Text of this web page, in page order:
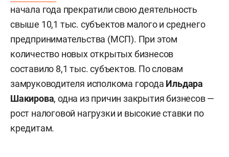
начала года прекратили свою деятельность
свыше 10,1 тыс. субъектов малого и среднего
предпринимательства (МСП). При этом
количество новых открытых бизнесов
составило 8,1 тыс. субъектов. По словам
замруководителя исполкома города Ильдара
Шакирова, одна из причин закрытия бизнесов —
рост налоговой нагрузки и высокие ставки по
кредитам.